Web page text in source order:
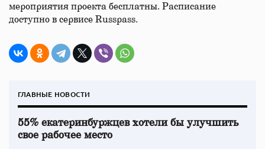
мероприятия проекта бесплатны. Расписание
доступно в сервисе Russpass.
ГЛАВНЫЕ НОВОСТИ
55% екатеринбуржцев хотели бы улучшить
свое рабочее место